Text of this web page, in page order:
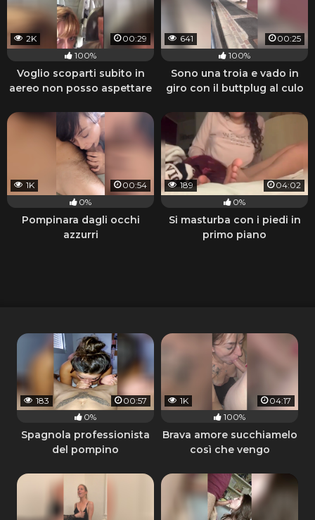
2K
00:29
100%
Voglio scoparti subito in
aereo non posso aspettare
641
00:25
100%
Sono una troia e vado in
giro con il buttplug al culo
1K
00:54
0%
Pompinara dagli occhi
azzurri
189
04:02
0%
Si masturba con i piedi in
primo piano
183
00:57
0%
Spagnola professionista
del pompino
1K
04:17
100%
Brava amore succhiamelo
così che vengo